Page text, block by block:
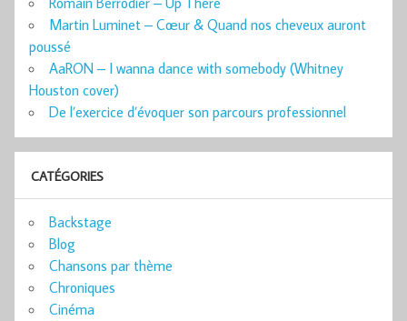
Martin Luminet – Cœur & Quand nos cheveux auront
poussé
AaRON – I wanna dance with somebody (Whitney
Houston cover)
De l’exercice d’évoquer son parcours professionnel
CATÉGORIES
Backstage
Blog
Chansons par thème
Chroniques
Cinéma